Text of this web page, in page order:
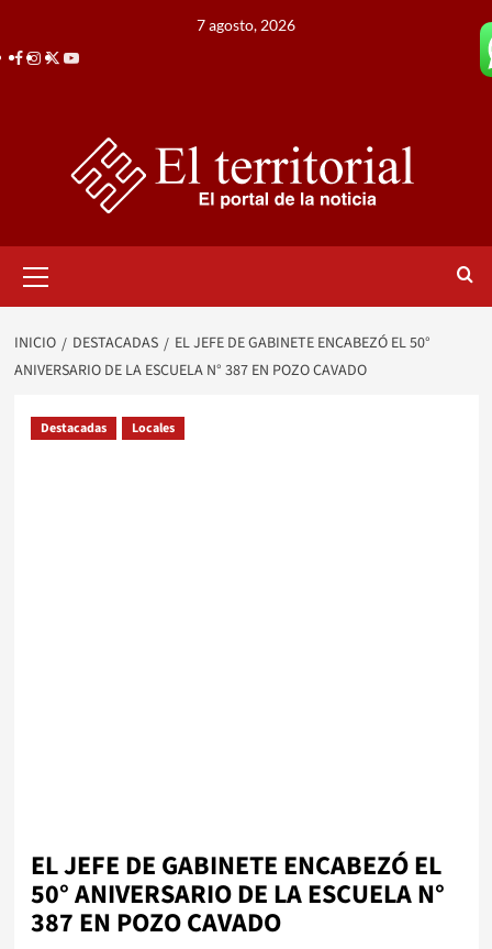
contenido
7 agosto, 2026
Facebook
Instagram
TwitterYoutube
primario
INICIO DESTACADAS
EL JEFE DE GABINETE ENCABEZÓ EL 50°
ANIVERSARIO DE LA ESCUELA N° 387 EN POZO CAVADO
Destacadas Locales
EL JEFE DE GABINETE ENCABEZÓ EL
50° ANIVERSARIO DE LA ESCUELA N°
387 EN POZO CAVADO